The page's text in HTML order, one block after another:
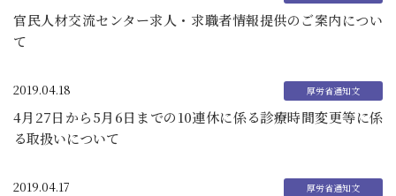
官民人材交流センター求人・求職者情報提供のご案内につい
て
2019.04.18
4月27日から5月6日までの10連休に係る診療時間変更等に係
る取扱いについて
2019.04.17